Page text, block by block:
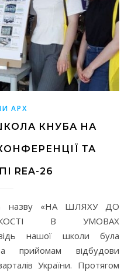
АРХ
КНУБА НА
ТА
REA-26
В УМОВАХ
нашої школи була
прийомам відбудови
України. Протягом